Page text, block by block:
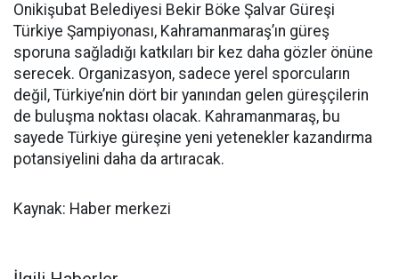
Onikişubat Belediyesi Bekir Böke Şalvar Güreşi
Türkiye Şampiyonası, Kahramanmaraş’ın güreş
sporuna sağladığı katkıları bir kez daha gözler önüne
serecek. Organizasyon, sadece yerel sporcuların
değil, Türkiye’nin dört bir yanından gelen güreşçilerin
de buluşma noktası olacak. Kahramanmaraş, bu
sayede Türkiye güreşine yeni yetenekler kazandırma
potansiyelini daha da artıracak.
Kaynak: Haber merkezi